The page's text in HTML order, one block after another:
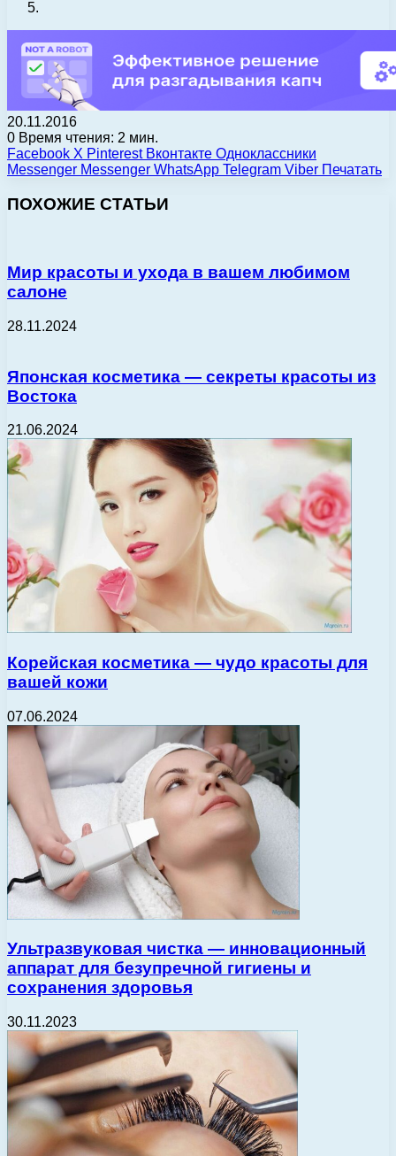
20.11.2016
0 Время чтения: 2 мин.
Facebook X Pinterest Вконтакте Одноклассники
Messenger Messenger WhatsApp Telegram Viber Печатать
ПОХОЖИЕ СТАТЬИ
Мир красоты и ухода в вашем любимом
салоне
28.11.2024
Японская косметика — секреты красоты из
Востока
21.06.2024
Корейская косметика — чудо красоты для
вашей кожи
07.06.2024
Ультразвуковая чистка — инновационный
аппарат для безупречной гигиены и
сохранения здоровья
30.11.2023